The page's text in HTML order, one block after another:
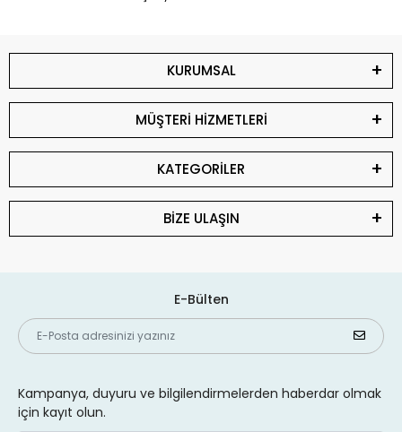
KURUMSAL
MÜŞTERİ HİZMETLERİ
KATEGORİLER
BİZE ULAŞIN
E-Bülten
Kampanya, duyuru ve bilgilendirmelerden haberdar olmak
için kayıt olun.